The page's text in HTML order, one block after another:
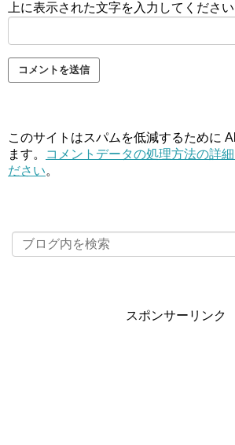
上に表示された文字を入力してください
このサイトはスパムを低減するために
ます。
コメントデータの処理方法の詳
ださい。
スポンサーリンク